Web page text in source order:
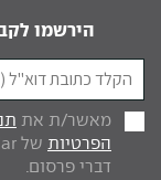
הירשמו
מאשר/ת את
הפרטיות
דברי פרסום.